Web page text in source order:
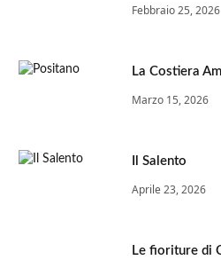
Febbraio 25, 2026
La Costiera
Marzo 15, 2026
Il Salento
Aprile 23, 2026
Le fioriture di